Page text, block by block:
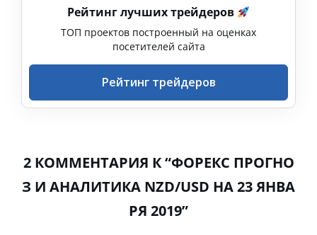
Рейтинг лучших трейдеров
ТОП проектов построенный на оценках
посетителей сайта
Рейтинг трейдеров
2 КОММЕНТАРИЯ К “ФОРЕКС ПРОГНО
З И АНАЛИТИКА NZD/USD НА 23 ЯНВА
РЯ 2019”